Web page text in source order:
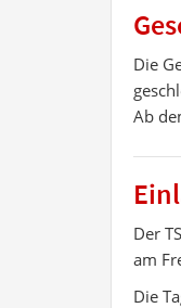
Die
Ab
Der
am
Die